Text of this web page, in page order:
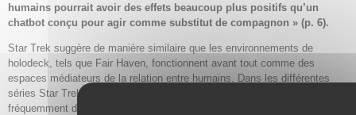
humains pourrait avoir des effets beaucoup plus positifs qu’un
chatbot conçu pour agir comme substitut de compagnon » (p. 6).
Star Trek suggère de manière similaire que les environnements de
holodeck, tels que Fair Haven, fonctionnent avant tout comme des
espaces médiateurs de la relation entre humains. Dans les différentes
séries Star Trek du XXIVe siècle, les membres d’équipage entrent
fréquemment dans des programmes de holodeck par deux ou en groupe,